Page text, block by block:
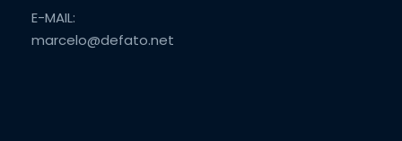
E-MAIL:
marcelo@defato.net